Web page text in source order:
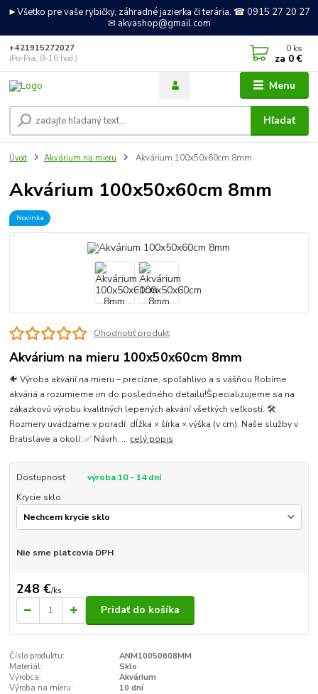
►Všetko pre vaše rybičky, záhradné jazierka či terária. ☎ 0915 27 20 27
✉ akvashop@gmail.com
Menu
Hľadať
+421915272027
(Po-Pia, 8-16 hod.)
0 ks
za 0 €
Úvod Akvárium na mieru Akvárium 100x50x60cm 8mm
Akvárium 100x50x60cm 8mm
Novinka
Ohodnotiť produkt
Akvárium na mieru 100x50x60cm 8mm
🐠 Výroba akvárií na mieru – precízne, spoľahlivo a s vášňou Robíme
akváriá a rozumieme im do posledného detailu!Špecializujeme sa na
zákazkovú výrobu kvalitných lepených akvárií všetkých veľkostí. 🛠
Rozmery uvádzame v poradí: dĺžka × šírka × výška (v cm). Naše služby v
Bratislave a okolí: ✅ Návrh, ... celý popis
Dostupnosť
výroba 10 - 14 dní
Krycie sklo
Nie sme platcovia DPH
248 €/ks
Pridať do košíka
Číslo produktu:
ANM10050608MM
Materiál:
Sklo
Výrobca:
Akvárium
Výroba na mieru:
10 dní